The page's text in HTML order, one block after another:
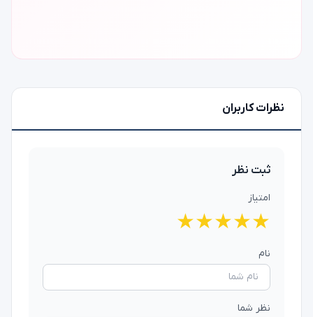
نظرات کاربران
ثبت نظر
امتیاز
★
★
★
★
★
نام
نظر شما